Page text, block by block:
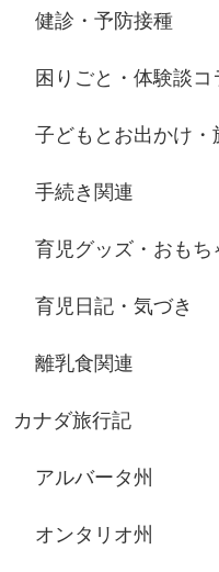
健診・予防接種
困りごと・体験談コ
子どもとお出かけ・
手続き関連
育児グッズ・おもち
育児日記・気づき
離乳食関連
カナダ旅行記
アルバータ州
オンタリオ州